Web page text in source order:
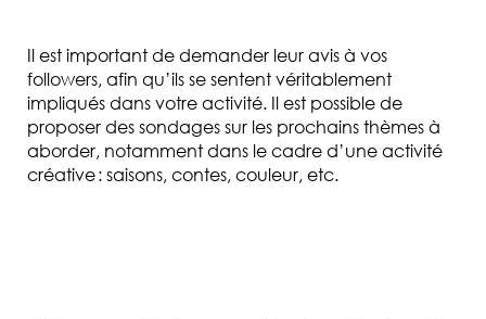
Il est important de demander leur avis à vos
followers, afin qu’ils se sentent véritablement
impliqués dans votre activité. Il est possible de
proposer des sondages sur les prochains thèmes à
aborder, notamment dans le cadre d’une activité
créative : saisons, contes, couleur, etc.